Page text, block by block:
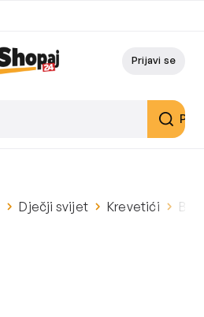
Prijavi se
Dječji svijet Krevetići